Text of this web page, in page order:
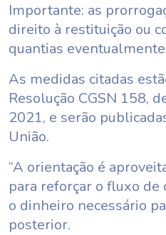
Importante: as
direito à restituição ou
quantias
As medidas citadas
Resolução CGSN 158,
2021, e serão
União.
“A orientação é
para reforçar o fluxo de
o dinheiro necessário
posterior.